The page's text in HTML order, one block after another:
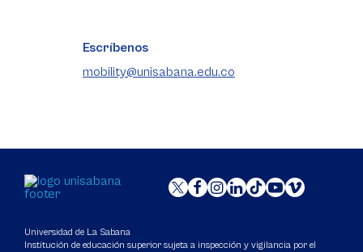
Escríbenos
mobility@unisabana.edu.co
Universidad de La Sabana
Institución de educación superior sujeta a inspección y vigilancia por el